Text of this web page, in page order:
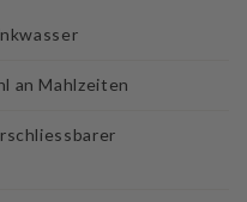
an Mahlzeiten